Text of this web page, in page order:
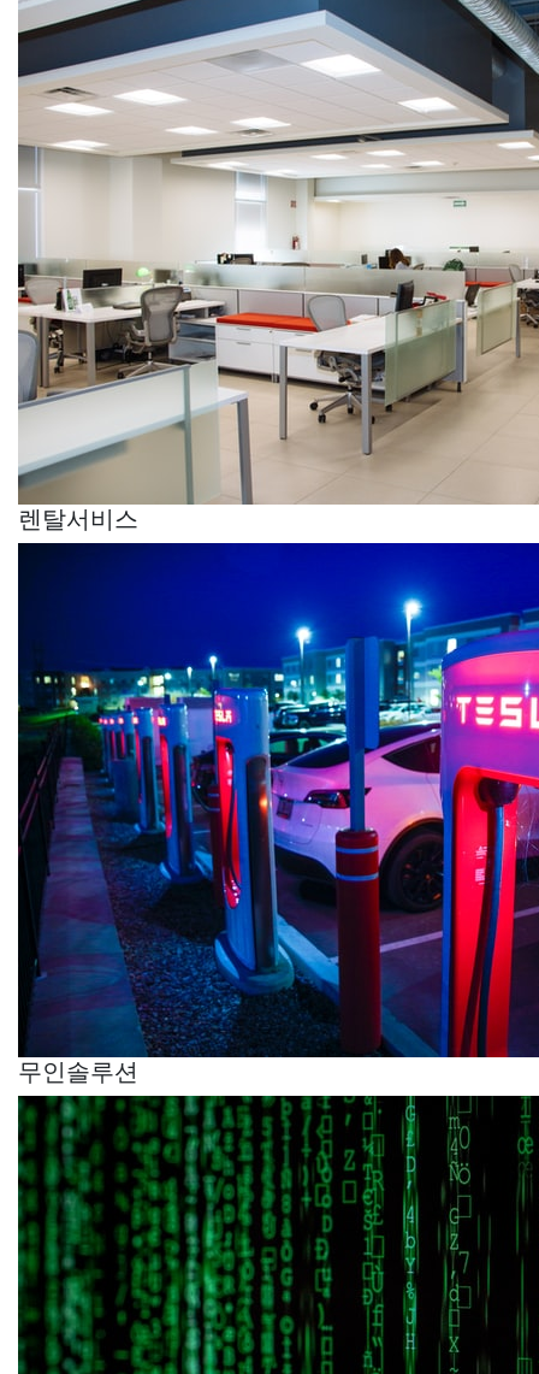
렌탈서비스
무인솔루션